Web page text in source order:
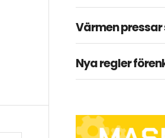
Värmen
Nya regler